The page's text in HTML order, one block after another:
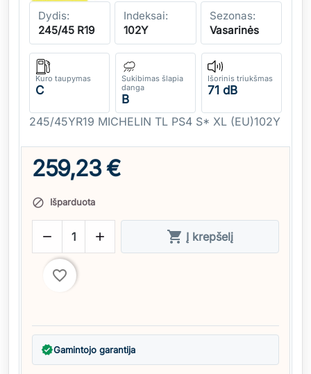
Dydis:
245/45 R19
Indeksai:
102Y
Sezonas:
Vasarinės
Kuro taupymas
C
Sukibimas šlapia
danga
B
Išorinis triukšmas
71 dB
245/45YR19 MICHELIN TL PS4 S* XL (EU)102Y
259,23 €
 Išparduota
   Į krepšelį
favorite_border
verifiedGamintojo garantija